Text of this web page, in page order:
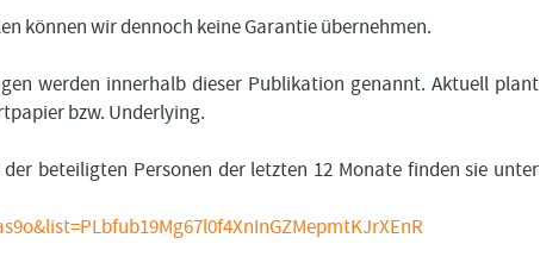
können wir dennoch keine Garantie übernehmen.
werden innerhalb dieser Publikation genannt. Aktuell plant
bzw. Underlying.
beteiligten Personen der letzten 12 Monate finden sie unter